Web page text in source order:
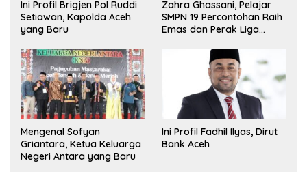
Ini Profil Brigjen Pol Ruddi
Setiawan, Kapolda Aceh
yang Baru
Zahra Ghassani, Pelajar
SMPN 19 Percontohan Raih
Emas dan Perak Liga
Mengenal Sofyan
Griantara, Ketua Keluarga
Negeri Antara yang Baru
Ini Profil Fadhil Ilyas, Dirut
Bank Aceh